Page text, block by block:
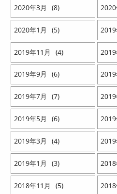
2020 3 8 2020
2020 1 5 2019
2019 11 4 2019
2019 9 6 2019
2019 7 7 2019
2019 5 6 2019
2019 3 4 2019
2019 1 3 2018
2018 11 5 2018